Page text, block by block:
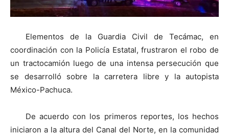
Elementos de la Guardia Civil de Tecámac, en
coordinación con la Policía Estatal, frustraron el robo de
un tractocamión luego de una intensa persecución que
se desarrolló sobre la carretera libre y la autopista
México-Pachuca.
De acuerdo con los primeros reportes, los hechos
iniciaron a la altura del Canal del Norte, en la comunidad